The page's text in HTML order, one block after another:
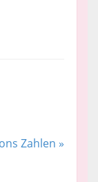
Zahlen »